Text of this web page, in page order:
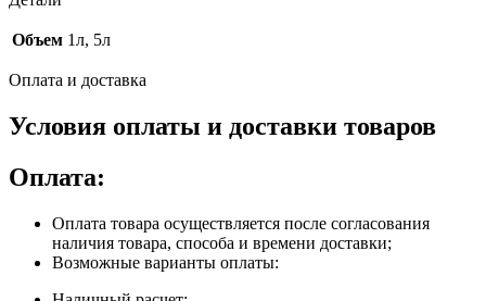
Объем 1л, 5л
Оплата и доставка
Условия оплаты и доставки товаров
Оплата:
Оплата товара осуществляется после согласования
наличия товара, способа и времени доставки;
Возможные варианты оплаты: